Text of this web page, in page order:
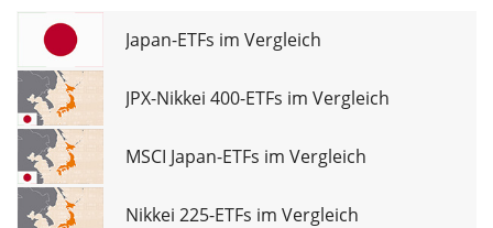
Japan-ETFs im Vergleich
JPX-Nikkei 400-ETFs im Vergleich
MSCI Japan-ETFs im Vergleich
Nikkei 225-ETFs im Vergleich